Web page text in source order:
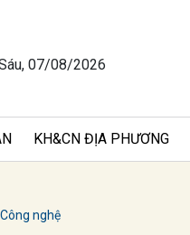
07/08/2026
KH&CN ĐỊA PHƯƠNG
nghệ